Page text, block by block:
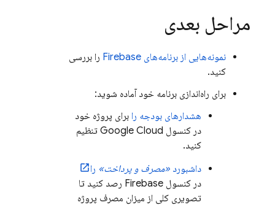
مراحل بعدی
نمونه‌هایی از برنامه‌های Firebase
را بررسی
کنید.
برای راه‌اندازی برنامه خود آماده شوید:
هشدارهای بودجه را برای پروژه خود
در کنسول Google Cloud تنظیم
کنید.
داشبورد «مصرف و پرداخت» را
در کنسول Firebase رصد کنید تا
تصویری کلی از میزان مصرف پروژه